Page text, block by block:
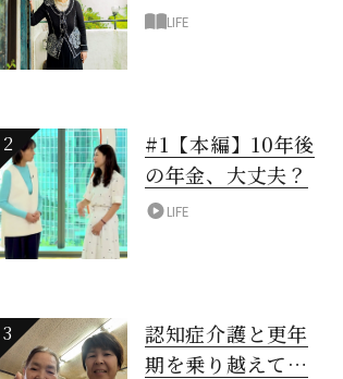
ん「今満たされて
LIFE
2
#1【本編】10年後
の年金、大丈夫？
LIFE
3
認知症介護と更年
期を乗り越えて！